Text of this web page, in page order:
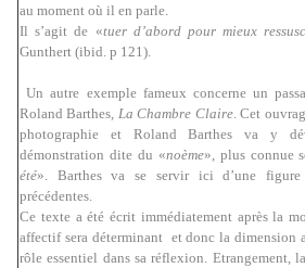
au moment où il en parle.
Il s’agit de «tuer d’abord pour mieux
Gunthert (ibid. p 121).
Un autre exemple fameux concerne un
Roland Barthes, La Chambre Claire. Cet
photographie et Roland Barthes va y
démonstration dite du «noème», plus connue
été». Barthes va se servir ici d’une
précédentes.
Ce texte a été écrit immédiatement après la
affectif sera déterminant et donc la dimension
rôle essentiel dans sa réflexion. Etrangement,